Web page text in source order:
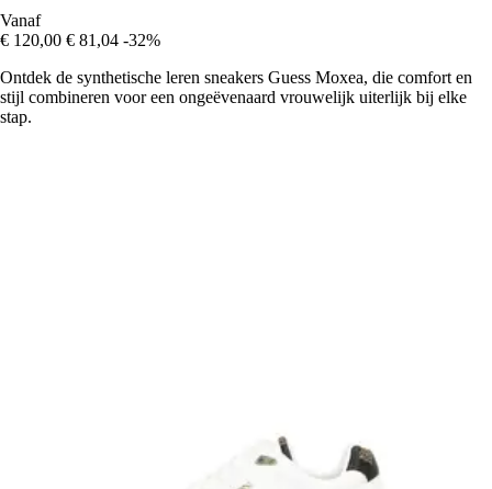
Vanaf
€ 120,00 € 81,04 -32%
Ontdek de synthetische leren sneakers Guess Moxea, die comfort en
stijl combineren voor een ongeëvenaard vrouwelijk uiterlijk bij elke
stap.